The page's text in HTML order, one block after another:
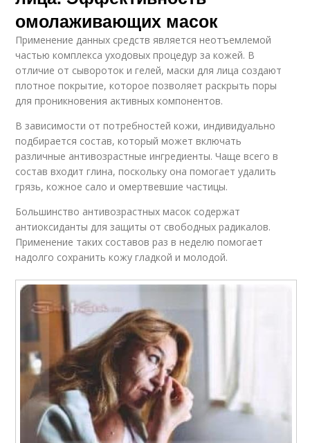
омолаживающих масок
Применение данных средств является неотъемлемой
частью комплекса уходовых процедур за кожей. В
отличие от сывороток и гелей, маски для лица создают
плотное покрытие, которое позволяет раскрыть поры
для проникновения активных компонентов.
В зависимости от потребностей кожи, индивидуально
подбирается состав, который может включать
различные антивозрастные ингредиенты. Чаще всего в
состав входит глина, поскольку она помогает удалить
грязь, кожное сало и омертвевшие частицы.
Большинство антивозрастных масок содержат
антиоксиданты для защиты от свободных радикалов.
Применение таких составов раз в неделю помогает
надолго сохранить кожу гладкой и молодой.